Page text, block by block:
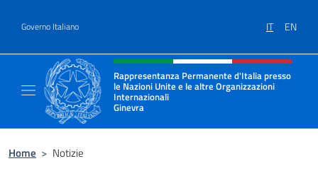
Governo Italiano IT EN
Intestazione sito, social e menù
Rappresentanza Permanente d'Italia presso
le Nazioni Unite e le altre Organizzazioni
Internazionali
Ginevra
Il sito ufficiale della Rappresentanza Onu
Home > Notizie